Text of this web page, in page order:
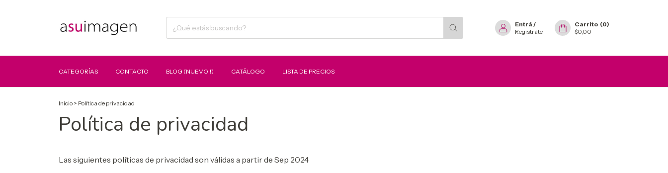
Entrá /
Registráte
Carrito (0)
$0,00
CATEGORÍAS CONTACTO BLOG (NUEVO!!) CATÁLOGO LISTA DE PRECIOS
Inicio > Política de privacidad
Política de privacidad
Las siguientes políticas de privacidad son válidas a partir de Sep 2024